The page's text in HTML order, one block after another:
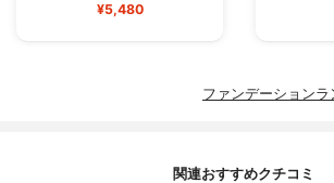
¥5,480
ファンデーション
関連おすすめクチコミ